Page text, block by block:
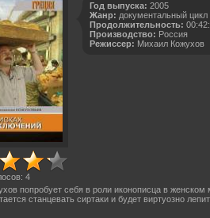
4
Год выпуска: 2005
Жанр: документальный цикл
Продолжительность:
Производство: Россия
Режиссер: Михаил Кожухов
попробует себя в роли иконописца в женском
станцевать сиртаки и будет виртуозно